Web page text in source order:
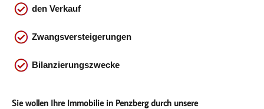
den Verkauf
Zwangsversteigerungen
Bilanzierungszwecke
Sie wollen Ihre Immobilie in Penzberg durch unsere